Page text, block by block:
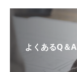
よくあるQ＆A